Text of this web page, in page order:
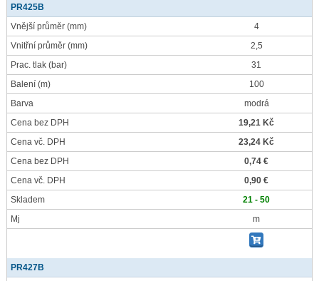
PR425B
Vnější průměr (mm)
4
Vnitřní průměr (mm)
2,5
Prac. tlak (bar)
31
Balení (m)
100
Barva
modrá
Cena bez DPH
19,21 Kč
Cena vč. DPH
23,24 Kč
Cena bez DPH
0,74 €
Cena vč. DPH
0,90 €
Skladem
21 - 50
Mj
m
PR427B